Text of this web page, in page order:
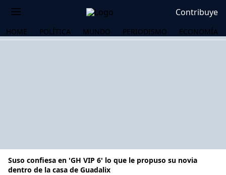
Contribuye
HOME POLÍTICA MUNDO PERIODISMO ECONOMÍA
Suso confiesa en 'GH VIP 6' lo que le propuso su novia
dentro de la casa de Guadalix